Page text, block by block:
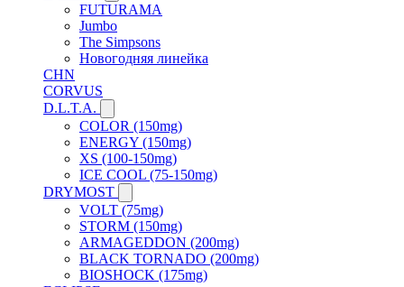
FUTURAMA
Jumbo
The Simpsons
Новогодняя линейка
CHN
CORVUS
D.L.T.A.
COLOR (150mg)
ENERGY (150mg)
XS (100-150mg)
ICE COOL (75-150mg)
DRYMOST
VOLT (75mg)
STORM (150mg)
ARMAGEDDON (200mg)
BLACK TORNADO (200mg)
BIOSHOCK (175mg)